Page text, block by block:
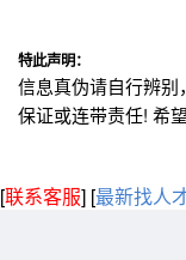
特此声明：
信息真伪请自行辨
保证或连带责任! 希
[联系客服] [最新找人